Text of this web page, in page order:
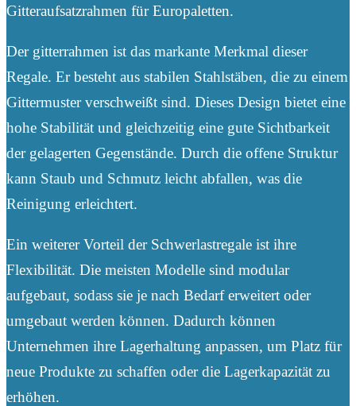
Gitteraufsatzrahmen für Europaletten.
Der gitterrahmen ist das markante Merkmal dieser
Regale. Er besteht aus stabilen Stahlstäben, die zu einem
Gittermuster verschweißt sind. Dieses Design bietet eine
hohe Stabilität und gleichzeitig eine gute Sichtbarkeit
der gelagerten Gegenstände. Durch die offene Struktur
kann Staub und Schmutz leicht abfallen, was die
Reinigung erleichtert.
Ein weiterer Vorteil der Schwerlastregale ist ihre
Flexibilität. Die meisten Modelle sind modular
aufgebaut, sodass sie je nach Bedarf erweitert oder
umgebaut werden können. Dadurch können
Unternehmen ihre Lagerhaltung anpassen, um Platz für
neue Produkte zu schaffen oder die Lagerkapazität zu
erhöhen.